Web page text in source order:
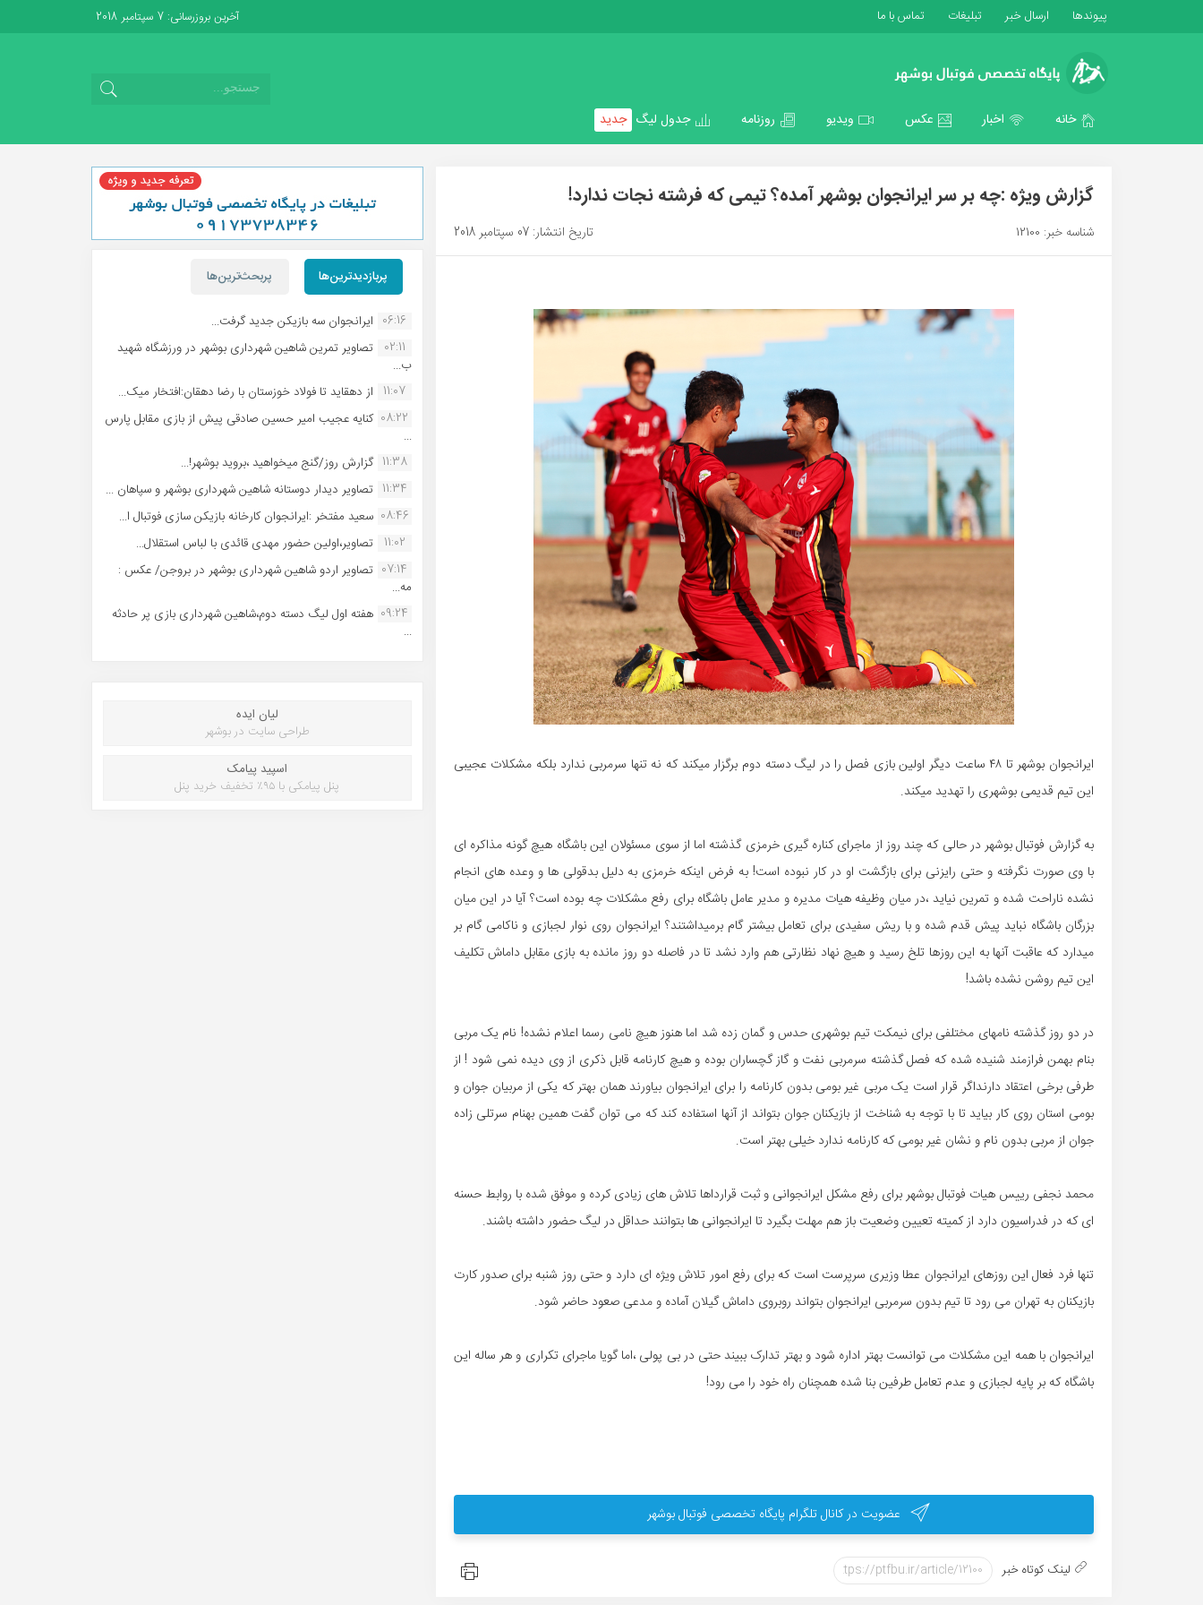
پیوندها ارسال خبر تبلیغات تماس با ما آخرین بروزرسانی: 7 سپتامبر 2018
خانه اخبار عکس ویدیو روزنامه جدول لیگ جدید
گزارش ویژه :چه بر سر ایرانجوان بوشهر آمده؟ تیمی که فرشته نجات ندارد!
شناسه خبر: 12100 تاریخ انتشار: 07 سپتامبر 2018
ایرانجوان بوشهر تا ۴۸ ساعت دیگر اولین بازی فصل را در لیگ دسته دوم برگزار میکند که نه تنها سرمربی ندارد بلکه مشکلات عجیبی
این تیم قدیمی بوشهری را تهدید میکند.
به گزارش فوتبال بوشهر در حالی که چند روز از ماجرای کناره گیری خرمزی گذشته اما از سوی مسئولان این باشگاه هیچ گونه مذاکره ای
با وی صورت نگرفته و حتی رایزنی برای بازگشت او در کار نبوده است! به فرض اینکه خرمزی به دلیل بدقولی ها و وعده های انجام
نشده ناراحت شده و تمرین نیاید ،در میان وظیفه هیات مدیره و مدیر عامل باشگاه برای رفع مشکلات چه بوده است؟ آیا در این میان
بزرگان باشگاه نباید پیش قدم شده و با ریش سفیدی برای تعامل بیشتر گام برمیداشتند؟ ایرانجوان روی نوار لجبازی و ناکامی گام بر
میدارد که عاقبت آنها به این روزها تلخ رسید و هیچ نهاد نظارتی هم وارد نشد تا در فاصله دو روز مانده به بازی مقابل داماش تکلیف
این تیم روشن نشده باشد!
در دو روز گذشته نامهای مختلفی برای نیمکت تیم بوشهری حدس و گمان زده شد اما هنوز هیچ نامی رسما اعلام نشده! نام یک مربی
بنام بهمن فرازمند شنیده شده که فصل گذشته سرمربی نفت و گاز گچساران بوده و هیچ کارنامه قابل ذکری از وی دیده نمی شود ! از
طرفی برخی اعتقاد دارنداگر قرار است یک مربی غیر بومی بدون کارنامه را برای ایرانجوان بیاورند همان بهتر که یکی از مربیان جوان و
بومی استان روی کار بیاید تا با توجه به شناخت از بازیکنان جوان بتواند از آنها استفاده کند که می توان گفت همین بهنام سرتلی زاده
جوان از مربی بدون نام و نشان غیر بومی که کارنامه ندارد خیلی بهتر است.
محمد نجفی رییس هیات فوتبال بوشهر برای رفع مشکل ایرانجوانی و ثبت قرارداها تلاش های زیادی کرده و موفق شده با روابط حسنه
ای که در فدراسیون دارد از کمیته تعیین وضعیت باز هم مهلت بگیرد تا ایرانجوانی ها بتوانند حداقل در لیگ حضور داشته باشند.
تنها فرد فعال این روزهای ایرانجوان عطا وزیری سرپرست است که برای رفع امور تلاش ویژه ای دارد و حتی روز شنبه برای صدور کارت
بازیکنان به تهران می رود تا تیم بدون سرمربی ایرانجوان بتواند روبروی داماش گیلان آماده و مدعی صعود حاضر شود.
ایرانجوان با همه این مشکلات می توانست بهتر اداره شود و بهتر تدارک ببیند حتی در بی پولی ،اما گویا ماجرای تکراری و هر ساله این
باشگاه که بر پایه لجبازی و عدم تعامل طرفین بنا شده همچنان راه خود را می رود!
عضویت در کانال تلگرام پایگاه تخصصی فوتبال بوشهر
لینک کوتاه خبر
پربازدیدترین‌ها پربحث‌ترین‌ها
06:16 ایرانجوان سه بازیکن جدید گرفت...
02:11
تصاویر تمرین شاهین شهردارى بوشهر در ورزشگاه شهید
ب...
11:07 از دهقاید تا فولاد خوزستان با رضا دهقان:افتخار میک...
08:22 کنایه عجیب امیر حسین صادقی پیش از بازی مقابل پارس
...
11:38 گزارش روز/گنج میخواهید ،بروید بوشهر!...
11:34 تصاویر دیدار دوستانه شاهین شهردارى بوشهر و سپاهان ...
08:46 سعید مفتخر :ایرانجوان کارخانه بازیکن سازی فوتبال ا...
11:02
تصاویر،اولین حضور مهدی قائدی با لباس استقلال...
07:14 تصاویر اردو شاهین شهرداری بوشهر در بروجن/ عکس :
مه...
09:24 هفته اول لیگ دسته دوم،شاهین شهرداری بازی پر حادثه
...
لیان ایده
طراحی سایت در بوشهر
اسپید پیامک
پنل پیامکی با ۹۵٪ تخفیف خرید پنل